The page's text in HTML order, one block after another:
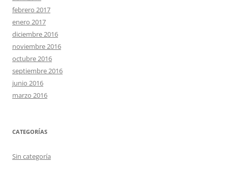
febrero 2017
enero 2017
diciembre 2016
noviembre 2016
octubre 2016
septiembre 2016
junio 2016
marzo 2016
CATEGORÍAS
Sin categoría